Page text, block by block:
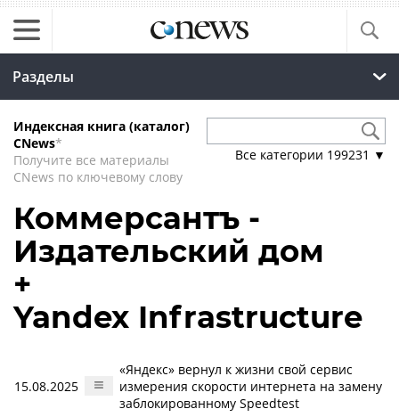
Разделы
Индексная книга (каталог)
CNews*
Получите все материалы
CNews по ключевому слову
Все категории 199231 ▼
Коммерсантъ -
Издательский дом
+
Yandex Infrastructure
15.08.2025
«Яндекс» вернул к жизни свой сервис
измерения скорости интернета на замену
заблокированному Speedtest